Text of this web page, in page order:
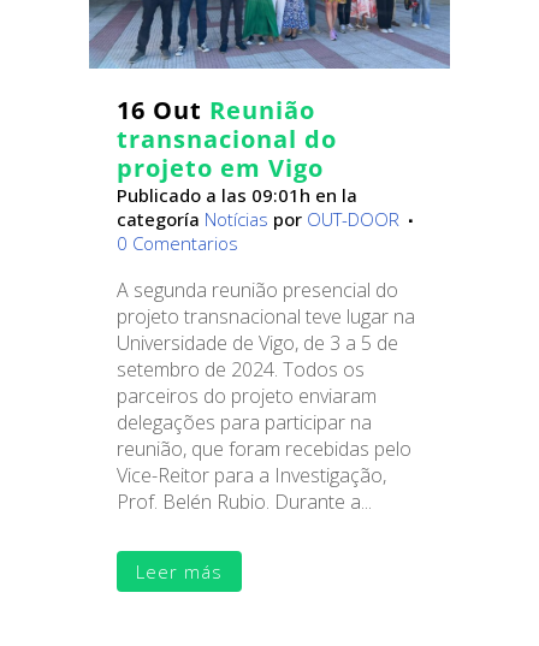
16 Out Reunião
transnacional do
projeto em Vigo
Publicado a las 09:01h en la
categoría Notícias por OUT-DOOR
0 Comentarios
A segunda reunião presencial do
projeto transnacional teve lugar na
Universidade de Vigo, de 3 a 5 de
setembro de 2024. Todos os
parceiros do projeto enviaram
delegações para participar na
reunião, que foram recebidas pelo
Vice-Reitor para a Investigação,
Prof. Belén Rubio. Durante a...
Leer más